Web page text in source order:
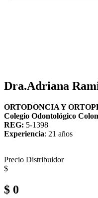
Dra.Adriana
ORTODONCIA Y
Colegio Odontológico
REG: 5-1398
Experiencia: 21 años
Precio Distribuidor
$
$ 0